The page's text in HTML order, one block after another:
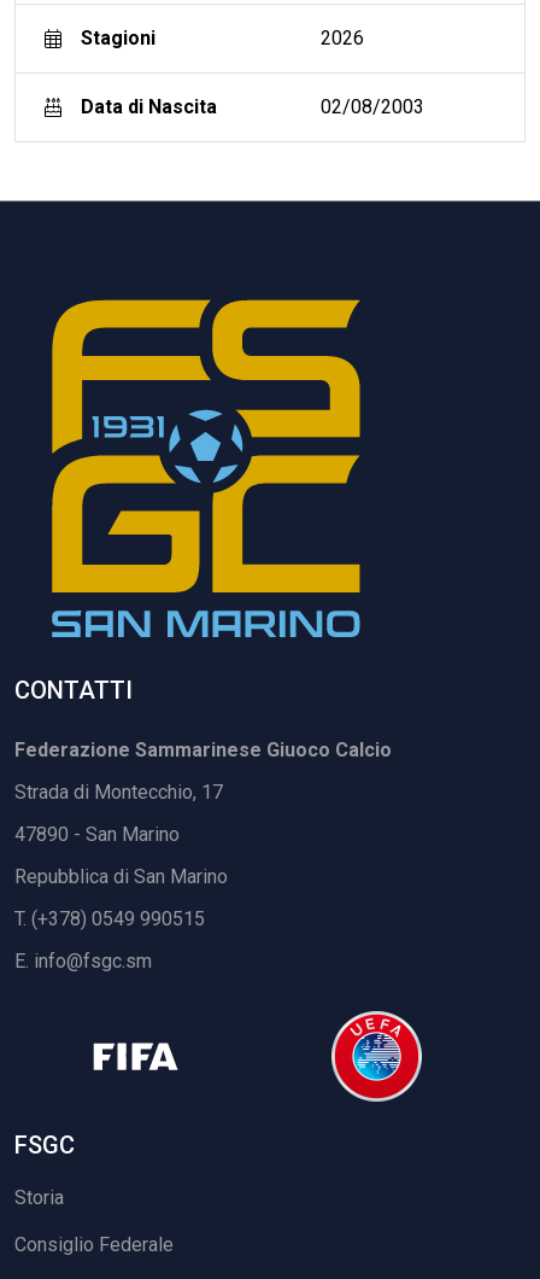
Stagioni 2026
Data di Nascita 02/08/2003
CONTATTI
Federazione Sammarinese Giuoco Calcio
Strada di Montecchio, 17
47890 - San Marino
Repubblica di San Marino
T. (+378) 0549 990515
E. info@fsgc.sm
FSGC
Storia
Consiglio Federale